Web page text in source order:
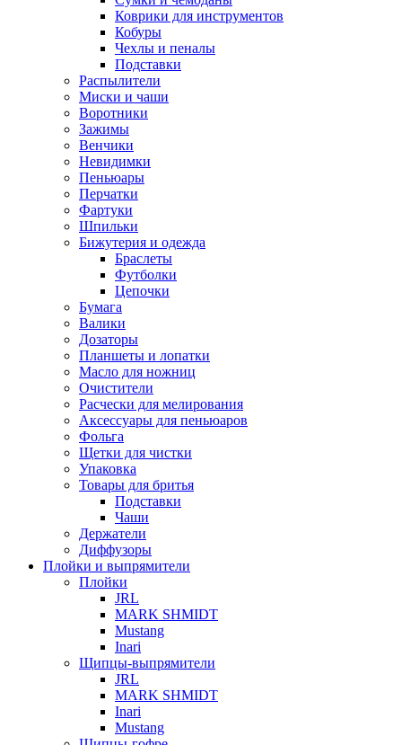
Коврики для инструментов
Кобуры
Чехлы и пеналы
Подставки
Распылители
Миски и чаши
Воротники
Зажимы
Венчики
Невидимки
Пеньюары
Перчатки
Фартуки
Шпильки
Бижутерия и одежда
Браслеты
Футболки
Цепочки
Бумага
Валики
Дозаторы
Планшеты и лопатки
Масло для ножниц
Очистители
Расчески для мелирования
Аксессуары для пеньюаров
Фольга
Щетки для чистки
Упаковка
Товары для бритья
Подставки
Чаши
Держатели
Диффузоры
Плойки и выпрямители
Плойки
JRL
MARK SHMIDT
Mustang
Inari
Щипцы-выпрямители
JRL
MARK SHMIDT
Inari
Mustang